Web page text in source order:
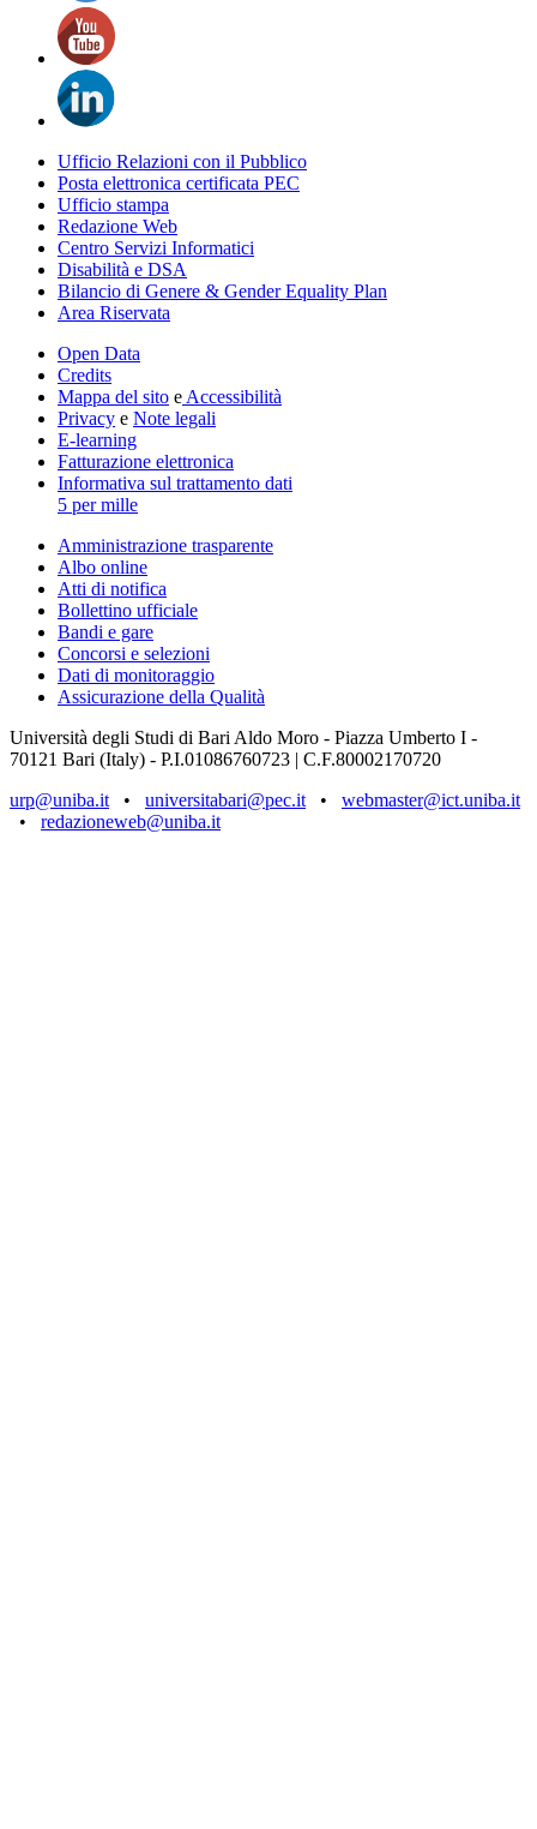
Ufficio Relazioni con il Pubblico
Posta elettronica certificata PEC
Ufficio stampa
Redazione Web
Centro Servizi Informatici
Disabilità e DSA
Bilancio di Genere & Gender Equality Plan
Area Riservata
Open Data
Credits
Mappa del sito e Accessibilità
Privacy e Note legali
E-learning
Fatturazione elettronica
Informativa sul trattamento dati
5 per mille
Amministrazione trasparente
Albo online
Atti di notifica
Bollettino ufficiale
Bandi e gare
Concorsi e selezioni
Dati di monitoraggio
Assicurazione della Qualità
Università degli Studi di Bari Aldo Moro - Piazza Umberto I -
70121 Bari (Italy) - P.I.01086760723 | C.F.80002170720
urp@uniba.it • universitabari@pec.it • webmaster@ict.uniba.it
• redazioneweb@uniba.it